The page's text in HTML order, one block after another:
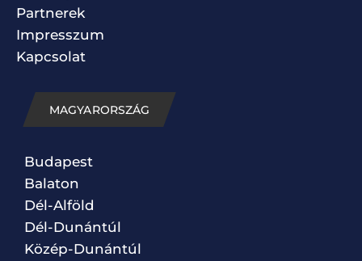
Partnerek
Impresszum
Kapcsolat
MAGYARORSZÁG
Budapest
Balaton
Dél-Alföld
Dél-Dunántúl
Közép-Dunántúl